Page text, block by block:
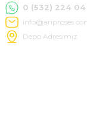
0 (532) 224 04
Depo Adresimiz